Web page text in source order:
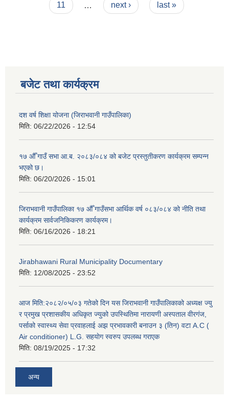
11
next › last »
बजेट तथा कार्यक्रम
दश वर्ष शिक्षा योजना (जिराभवानी गाउँपालिका)
मिति: 06/22/2026 - 12:54
१७ औँ गाउँ सभा आ.ब. २०८३/०८४ को बजेट प्रस्तुतीकरण कार्यक्रम सम्पन्न
भएको छ।
मिति: 06/20/2026 - 15:01
जिराभवानी गाउँपालिका १७ औँ गाउँसभा आर्थिक वर्ष ०८३/०८४ को नीति तथा
कार्यक्रम सार्वजनिकिकरण कार्यक्रम।
मिति: 06/16/2026 - 18:21
Jirabhawani Rural Municipality Documentary
मिति: 12/08/2025 - 23:52
आज मिति:२०८२/०५/०३ गतेको दिन यस जिराभवानी गाउँपालिकाको अध्यक्ष ज्यु
र प्रमुख प्रशासकीय अधिकृत ज्युको उपस्थितिमा नारायणी अस्पताल वीरगंज,
पर्साको स्वास्थ्य सेवा प्रवाहलाई अझ प्रभावकारी बनाउन ३ (तिन) वटा A.C (
Air conditioner) L.G. सहयाेग स्वरुप उपलब्ध गराएक
मिति: 08/19/2025 - 17:32
अन्य